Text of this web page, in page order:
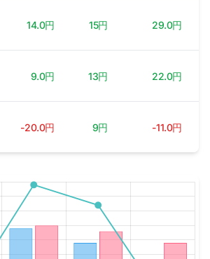
14.0円 15円 29.0円
9.0円 13円 22.0円
-20.0円 9円 -11.0円